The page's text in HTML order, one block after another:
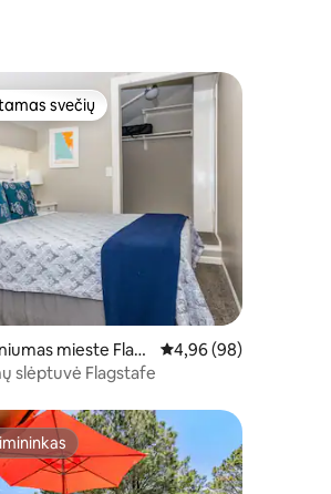
iš 5, atsiliepimų: 526
svečių
mieste Flags
Vidutinis įvertinimas:
4,96 (98)
slėptuvė Flagstafe